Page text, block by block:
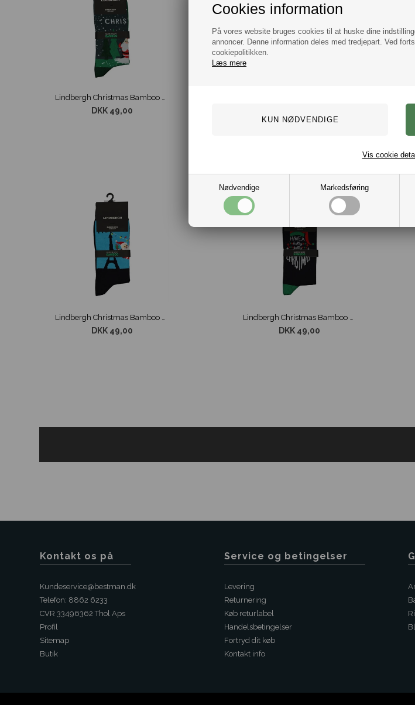
Cookies information
På vores website bruges cookies til at huske dine
annoncer. Denne information deles med tredjepart. Ved
cookiepolitikken.
Læs mere
Nødvendige Markedsføring
Vis cookie
DKK 49,00
Lindbergh Christmas Bamboo Sokker Navy str. 40-47
DKK 49,00
Lindbergh Christmas Bamboo Sokker Navy str. 40-47
DKK 49,00
Kontakt os på
Kundeservice@bestman.dk
Telefon: 8862 6233
CVR 33496362 Thol Aps
Profil
Sitemap
Butik
Service og betingelser
Levering
Returnering
Køb returlabel
Handelsbetingelser
Fortryd dit køb
Kontakt info